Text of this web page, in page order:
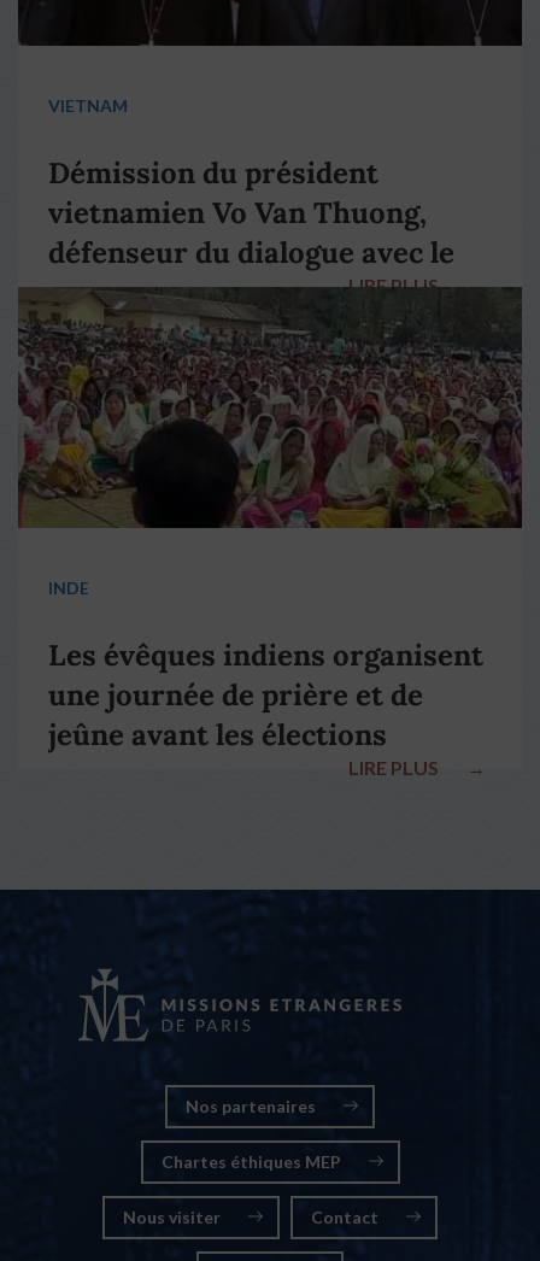
VIETNAM
Démission du président
vietnamien Vo Van Thuong,
défenseur du dialogue avec le
pape François
LIRE PLUS →
INDE
Les évêques indiens organisent
une journée de prière et de
jeûne avant les élections
LIRE PLUS →
Nos partenaires
Chartes éthiques MEP
Nous visiter Contact